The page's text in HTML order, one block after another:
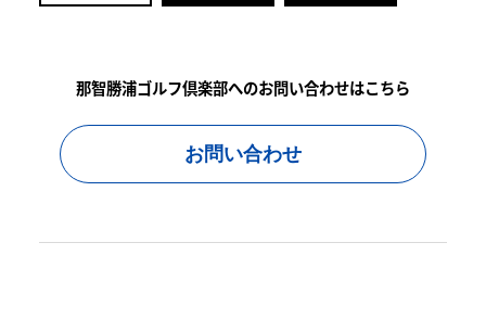
那智勝浦ゴルフ倶楽部へのお問い合わせはこちら
お問い合わせ